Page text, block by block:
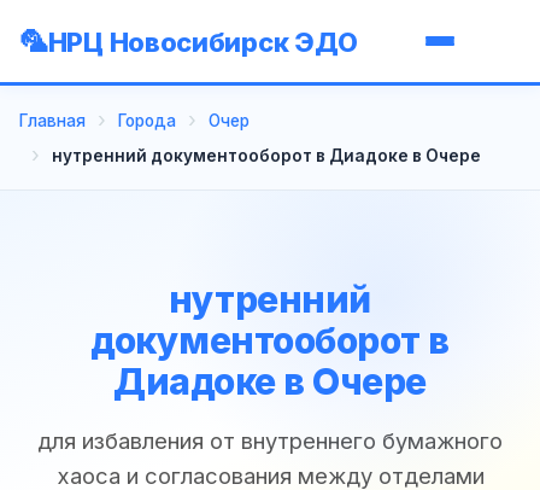
НРЦ Новосибирск ЭДО
Главная Города
Очер
нутренний документооборот в Диадоке в Очере
нутренний
документооборот в
Диадоке в Очере
для избавления от внутреннего бумажного
хаоса и согласования между отделами